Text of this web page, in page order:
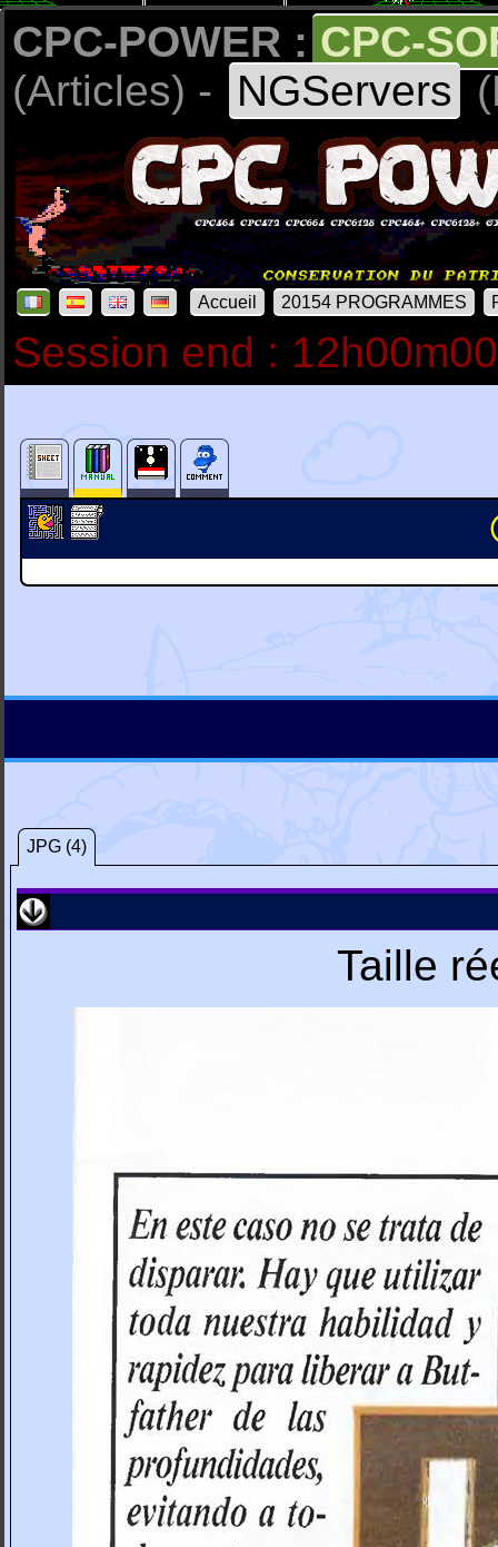
CPC-POWER : CPC-
(Articles) -
NGServers
Accueil 20154 PROGRAMMES
Session end :
JPG (4)
Taille